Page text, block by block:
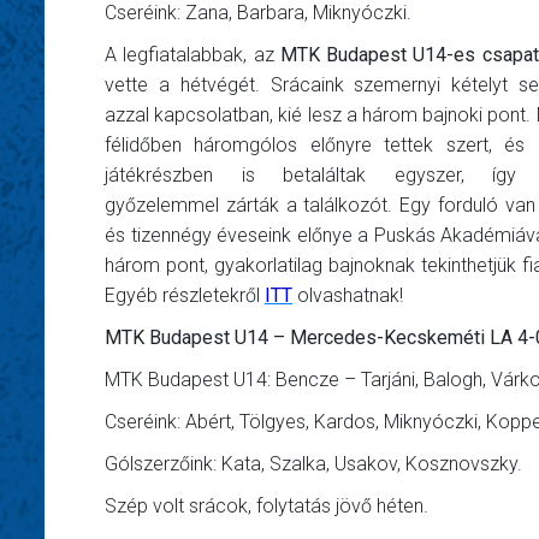
Cseréink: Zana, Barbara, Miknyóczki.
A legfiatalabbak, az MTK Budapest U14-es
vette a hétvégét. Srácaink szemernyi kételyt
azzal kapcsolatban, kié lesz a három bajnoki pont.
félidőben háromgólos előnyre tettek szert, és
játékrészben is betaláltak egyszer, így
győzelemmel zárták a találkozót. Egy forduló
és tizennégy éveseink előnye a Puskás
három pont, gyakorlatilag bajnoknak tekinthetjük
Egyéb részletekről ITT olvashatnak!
MTK Budapest U14 – Mercedes-Kecskeméti LA 4-
MTK Budapest U14: Bencze – Tarjáni, Balogh,
Cseréink: Abért, Tölgyes, Kardos, Miknyóczki,
Gólszerzőink: Kata, Szalka, Usakov, Kosznovszky.
Szép volt srácok, folytatás jövő héten.